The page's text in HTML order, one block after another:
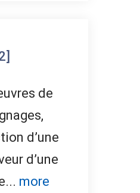
de
d’une
d’une
more